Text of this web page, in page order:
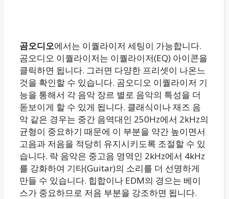
곰오디오에서는 이퀄라이저 세팅이 가능합니다.
곰오디오 이퀄라이저는 이퀄라이저(EQ) 아이콘을
클릭하면 됩니다. 그러면 다양한 프리셋이 나온느
것을 확인할 수 있습니다. 곰오디오 이퀄라이저 기
능을 통해서 각 음악 장르 별로 음악의 특성을 더
돋보이게 할 수 있게 됩니다. 클래식이나 재즈 음
악 같은 경우는 중간 음역대인 250Hz에서 2kHz의
균형이 중요하기 때문에 이 부분을 약간 높이면서
고음과 저음을 적당히 유지시키도록 조절할 수 있
습니다. 락 음악은 중고음 영역인 2kHz에서 4kHz
를 강화하여 기타(Guitar)의 소리를 더 선명하게
만들 수 있습니다. 힙합이나 EDM의 경으는 베이
스가 중요하므로 저음 부분을 강조하면 됩니다.